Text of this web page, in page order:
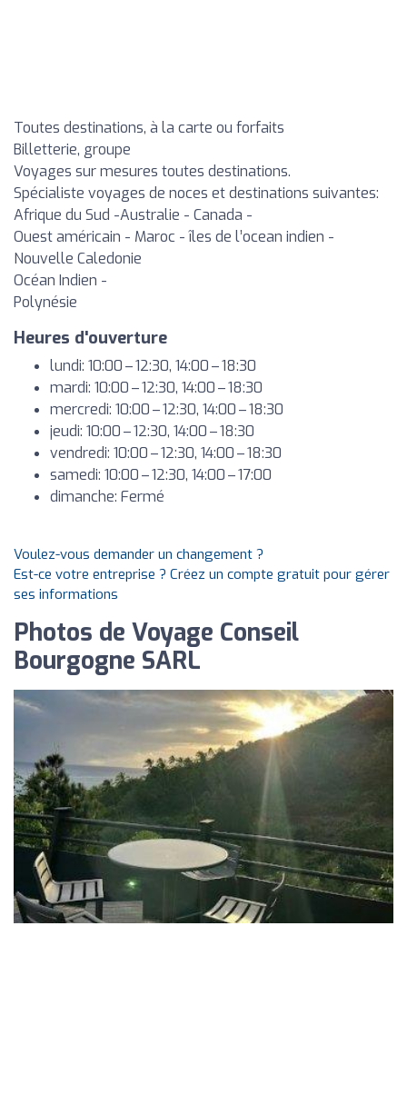
Toutes destinations, à la carte ou forfaits
Billetterie, groupe
Voyages sur mesures toutes destinations.
Spécialiste voyages de noces et destinations suivantes:
Afrique du Sud -Australie - Canada -
Ouest américain - Maroc - îles de l’ocean indien -
Nouvelle Caledonie
Océan Indien -
Polynésie
Heures d'ouverture
lundi: 10:00 – 12:30, 14:00 – 18:30
mardi: 10:00 – 12:30, 14:00 – 18:30
mercredi: 10:00 – 12:30, 14:00 – 18:30
jeudi: 10:00 – 12:30, 14:00 – 18:30
vendredi: 10:00 – 12:30, 14:00 – 18:30
samedi: 10:00 – 12:30, 14:00 – 17:00
dimanche: Fermé
Voulez-vous demander un changement ?
Est-ce votre entreprise ? Créez un compte gratuit pour gérer
ses informations
Photos de Voyage Conseil
Bourgogne SARL